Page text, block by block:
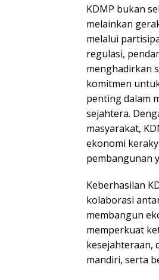
KDMP bukan
melainkan
melalui
regulasi,
menghadirkan
komitmen
penting dalam
sejahtera.
masyarakat,
ekonomi
pembangunan
Keberhasilan
kolaborasi
membangun
memperkuat
kesejahteraan,
mandiri, serta